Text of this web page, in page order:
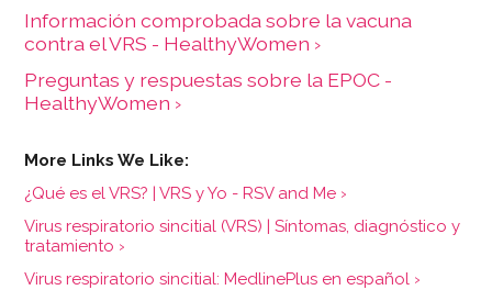
Información comprobada sobre la vacuna
contra el VRS - HealthyWomen ›
Preguntas y respuestas sobre la EPOC -
HealthyWomen ›
¿Qué es el VRS? | VRS y Yo - RSV and Me ›
Virus respiratorio sincitial (VRS) | Síntomas, diagnóstico y
tratamiento ›
Virus respiratorio sincitial: MedlinePlus en español ›